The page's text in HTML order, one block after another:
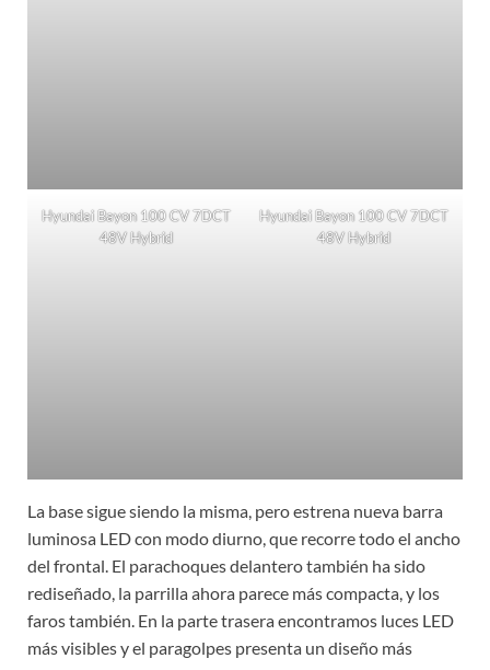
Hyundai Bayon 100 CV 7DCT
48V Hybrid
Hyundai Bayon 100 CV 7DCT
48V Hybrid
La base sigue siendo la misma, pero estrena nueva barra
luminosa LED con modo diurno, que recorre todo el ancho
del frontal. El parachoques delantero también ha sido
rediseñado, la parrilla ahora parece más compacta, y los
faros también. En la parte trasera encontramos luces LED
más visibles y el paragolpes presenta un diseño más